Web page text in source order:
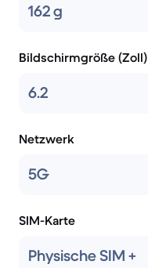
162 g
Bildschirmgröße (Zoll)
6.2
Netzwerk
5G
SIM-Karte
Physische SIM +